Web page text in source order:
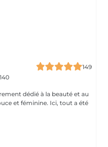
149
dédié à la beauté et au
et féminine. Ici, tout a été